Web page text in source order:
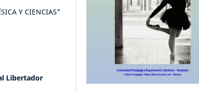
Y CIENCIAS”
Libertador